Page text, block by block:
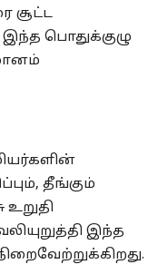
சூட்ட
பொதுக்குழு
தீங்கும்
இந்த